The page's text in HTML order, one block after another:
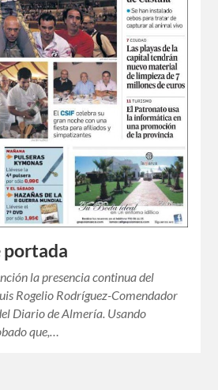
portada
la presencia continua del
Rogelio Rodríguez-Comendador
Diario de Almería. Usando
que,…